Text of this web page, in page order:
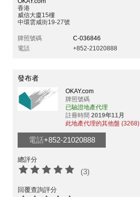
香港
威信大廈15樓
中環雲咸街19-27號
牌照號碼
C-036846
電話
+852-21020888
發布者
OKAY.com
牌照號碼
已驗證地產代理
註冊時間 2019年11月
此地產代理的其他盤 (3268)
電話+852-21020888
總評分
(3)
回覆查詢評分